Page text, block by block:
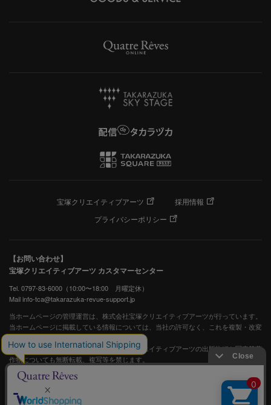
宝塚クリエイティブアーツ
採用情報
プライバシーポリシー
【お問い合わせ】
宝塚クリエイティブアーツ カスタマーセンター
Tel. 0797-83-6000（10:00〜18:00 月曜定休）
Mail info-tca@takarazuka-revue-support.jp
当ホームページの管理運営は、株式会社宝塚クリエイティブアーツが行っています。
当ホームページに掲載している情報については、当社の許可なく、これを複製・改変
することを固く禁止します。
また、阪急電鉄並びに宝塚歌劇団、宝塚クリエイティブアーツの出版物ほか写真等著
作物についても無断転載、複写等を禁じます。
宝塚歌劇公式ホームページ
JASRAC許諾番号：S0507081515